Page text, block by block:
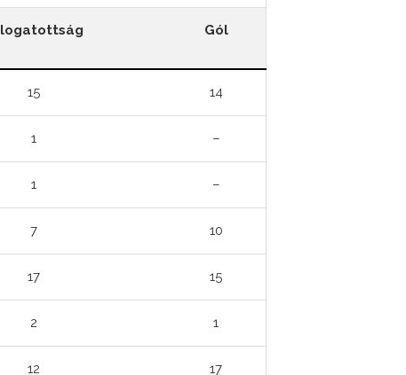
Gól
15 14
1 –
1 –
7 10
17 15
2 1
12 17